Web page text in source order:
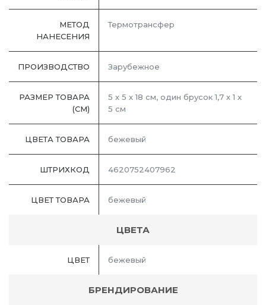
МЕТОД
НАНЕСЕНИЯ
Термотрансфер
ПРОИЗВОДСТВО Зарубежное
РАЗМЕР ТОВАРА
(СМ)
5 х 5 х 18 см, один брусок 1,7 х 1 х
5 см
ЦВЕТА ТОВАРА бежевый
ШТРИХКОД 4620752407962
ЦВЕТ ТОВАРА бежевый
ЦВЕТА
ЦВЕТ бежевый
БРЕНДИРОВАНИЕ